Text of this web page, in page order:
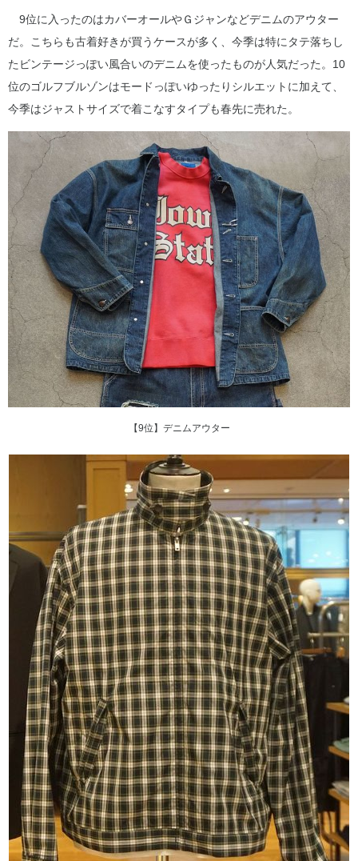
9位に入ったのはカバーオールやＧジャンなどデニムのアウター
だ。こちらも古着好きが買うケースが多く、今季は特にタテ落ちし
たビンテージっぽい風合いのデニムを使ったものが人気だった。10
位のゴルフブルゾンはモードっぽいゆったりシルエットに加えて、
今季はジャストサイズで着こなすタイプも春先に売れた。
【9位】デニムアウター